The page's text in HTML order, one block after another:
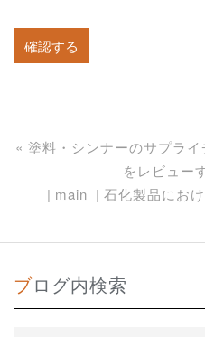
« 塗料・シンナーのサプラ
をレビュー
main
石化製品にお
ブログ内検索